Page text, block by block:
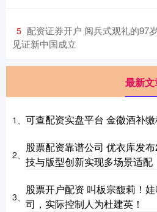
5 配资证券开户 阅兵式观礼的97
见证新中国成立
最新文
1、 可查配资实盘平台 金徽酒补
2、
股票配资靠谱公司 优衣库发
技与版型创新实现多场景适配
3、
股票开户配资 叫板宗馥莉！
司，实际控制人为杜建英！